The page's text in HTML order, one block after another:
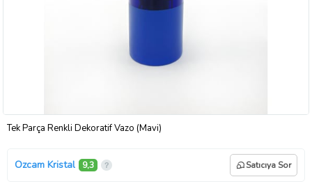
Tek Parça Renkli Dekoratif Vazo (Mavi)
Ozcam Kristal 9,3 Satıcıya Sor